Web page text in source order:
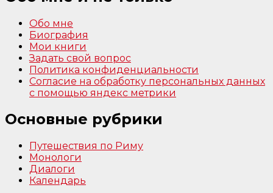
Обо мне
Биография
Мои книги
Задать свой вопрос
Политика конфиденциальности
Согласие на обработку персональных данных
с помощью яндекс метрики
Основные рубрики
Путешествия по Риму
Монологи
Диалоги
Календарь